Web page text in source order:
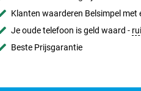
Klanten waarderen Belsimpel met
Je oude telefoon is geld waard -
Beste Prijsgarantie